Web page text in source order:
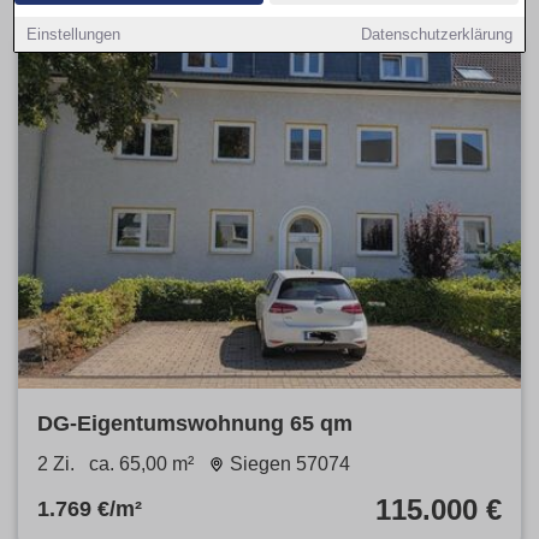
Einstellungen Datenschutzerklärung
DG-Eigentumswohnung 65 qm
2 Zi. ca. 65,00 m² Siegen 57074
1.769 €/m² 115.000 €